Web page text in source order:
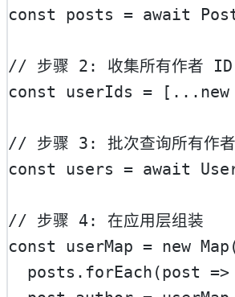
const
posts = await
// 步骤 2: 收集所有作者 ID
const
userIds = [ ...new
// 步骤 3: 批次查询所有作
const
users = await
// 步骤 4: 在应用层组装
const
userMap = new Map
  posts.
forEach (post =>